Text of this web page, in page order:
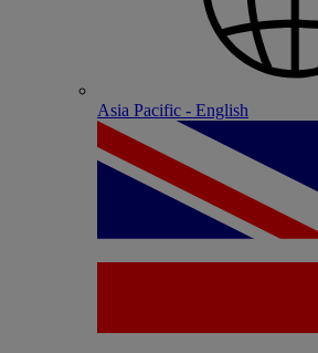
Asia Pacific - English